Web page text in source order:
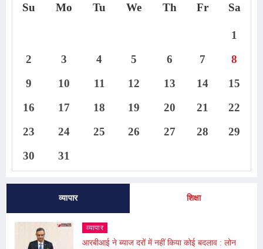
Su Mo Tu We Th Fr Sa
1
2
3 4 5 6 7
8
9
10 11 12 13 14
15
16
17 18 19 20 21
22
23
24 25 26 27 28
29
30
31
व्यापार शिक्षा
व्यापार
आरबीआई ने ब्याज दरों में नहीं किया कोई बदलाव : लोन